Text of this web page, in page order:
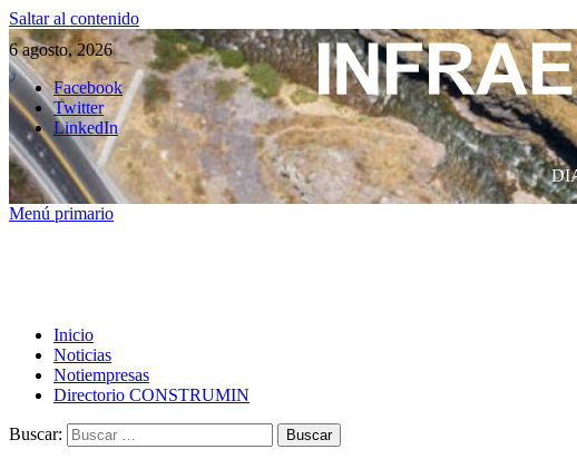
Saltar al contenido
6 agosto, 2026
Facebook
Twitter
LinkedIn
Menú primario
Inicio
Noticias
Notiempresas
Directorio CONSTRUMIN
Buscar: